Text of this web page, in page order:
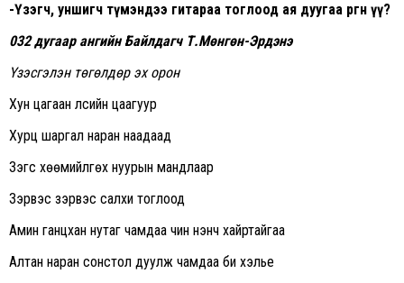
-Үзэгч, уншигч түмэндээ гитараа тоглоод ая дуугаа өргөнө үү?
032 дугаар ангийн Байлдагч Т.Мөнгөн-Эрдэнэ
Үзэсгэлэн төгөлдөр эх орон
Хун цагаан үүлсийн цаагуур
Хурц шаргал наран наадаад
Зэгс хөөмийлгөх нуурын мандлаар
Зэрвэс зэрвэс салхи тоглоод
Амин ганцхан нутаг чамдаа чин үнэнч хайртайгаа
Алтан наран сонстол дуулж чамдаа би хэлье